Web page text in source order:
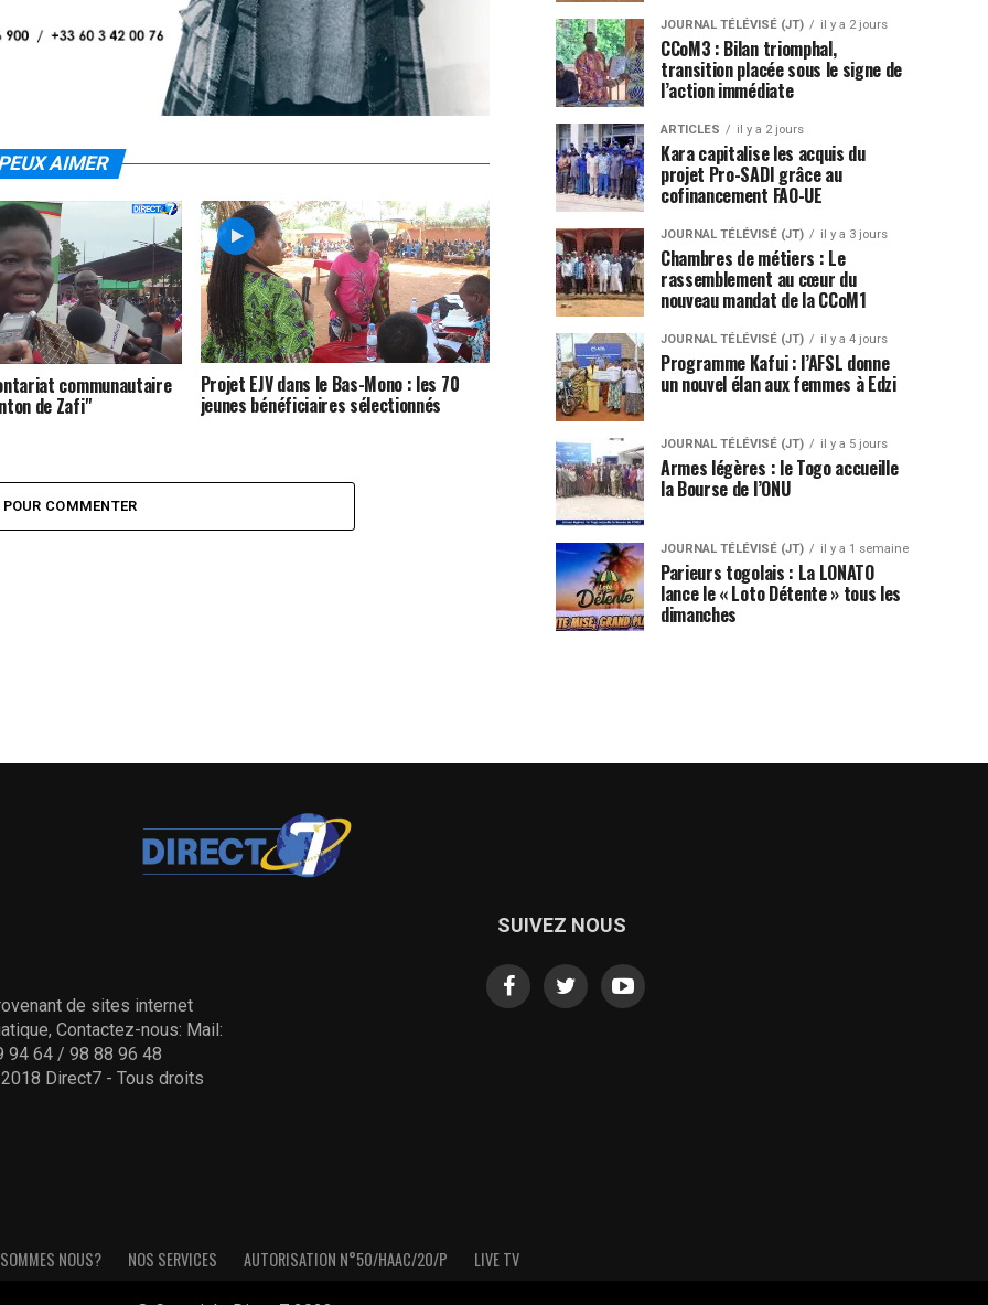
AIMER
communautaire
de Zafi"
Projet EJV dans le Bas-Mono : les 70
jeunes bénéficiaires sélectionnés
COMMENTER
JOURNAL TÉLÉVISÉ (JT) il y a 2 jours
CCoM3 : Bilan triomphal,
transition placée sous le signe de
l’action immédiate
ARTICLES il y a 2 jours
Kara capitalise les acquis du
projet Pro-SADI grâce au
cofinancement FAO-UE
JOURNAL TÉLÉVISÉ (JT) il y a 3 jours
Chambres de métiers : Le
rassemblement au cœur du
nouveau mandat de la CCoM1
JOURNAL TÉLÉVISÉ (JT) il y a 4 jours
Programme Kafui : l’AFSL donne
un nouvel élan aux femmes à Edzi
JOURNAL TÉLÉVISÉ (JT) il y a 5 jours
Armes légères : le Togo accueille
la Bourse de l’ONU
JOURNAL TÉLÉVISÉ (JT) il y a 1 semaine
Parieurs togolais : La LONATO
lance le « Loto Détente » tous les
dimanches
de sites internet
Contactez-nous: Mail:
94 64 / 98 88 96 48
Direct7 - Tous droits
SUIVEZ NOUS
NOUS? NOS SERVICES AUTORISATION N°50/HAAC/20/P LIVE TV